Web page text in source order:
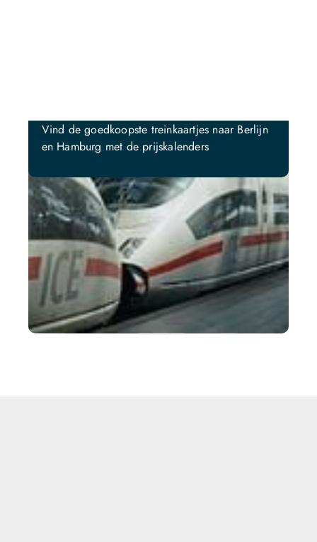
Vind de goedkoopste treinkaartjes naar Berlijn
en Hamburg met de prijskalenders